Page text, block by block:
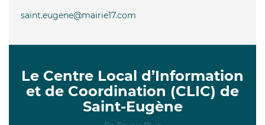
saint.eugene@mairie17.com
Le Centre Local d’Information
et de Coordination (CLIC) de
Saint-Eugène